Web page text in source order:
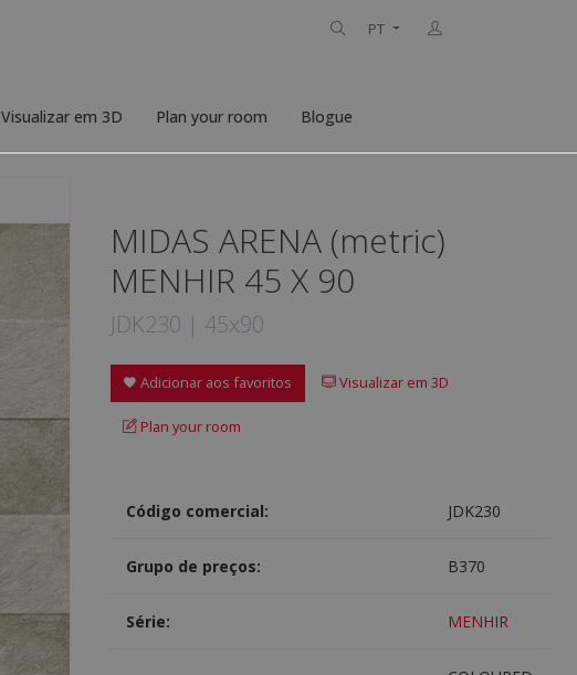
PT
Visualizar em 3D Plan your room Blogue
MIDAS ARENA (metric)
MENHIR 45 X 90
JDK230 | 45x90
Adicionar aos favoritos Visualizar em 3D
Plan your room
Código comercial: JDK230
Grupo de preços: B370
Série: MENHIR